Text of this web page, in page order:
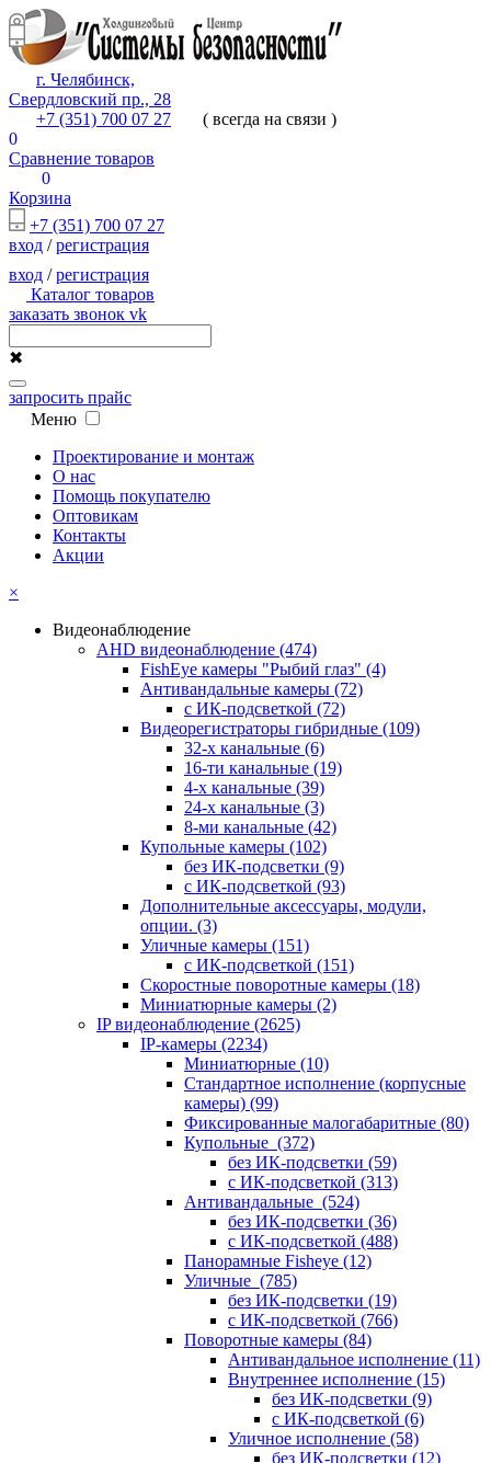
г. Челябинск,
Свердловский пр., 28
+7 (351) 700 07 27
( всегда на связи )
0
Сравнение товаров
0
Корзина
+7 (351) 700 07 27
вход /регистрация
вход /регистрация
Каталог товаров
заказать звонок vk
✖
запросить прайс
Меню
Проектирование и монтаж
О нас
Помощь покупателю
Оптовикам
Контакты
Акции
×
Видеонаблюдение
AHD видеонаблюдение (474)
FishEye камеры "Рыбий глаз" (4)
Антивандальные камеры (72)
с ИК-подсветкой (72)
Видеорегистраторы гибридные (109)
32-х канальные (6)
16-ти канальные (19)
4-х канальные (39)
24-х канальные (3)
8-ми канальные (42)
Купольные камеры (102)
без ИК-подсветки (9)
с ИК-подсветкой (93)
Дополнительные аксессуары, модули,
опции. (3)
Уличные камеры (151)
с ИК-подсветкой (151)
Скоростные поворотные камеры (18)
Миниатюрные камеры (2)
IP видеонаблюдение (2625)
IP-камеры (2234)
Миниатюрные (10)
Стандартное исполнение (корпусные
камеры) (99)
Фиксированные малогабаритные (80)
Купольные (372)
без ИК-подсветки (59)
с ИК-подсветкой (313)
Антивандальные (524)
без ИК-подсветки (36)
с ИК-подсветкой (488)
Панорамные Fisheye (12)
Уличные (785)
без ИК-подсветки (19)
с ИК-подсветкой (766)
Поворотные камеры (84)
Антивандальное исполнение (11)
Внутреннее исполнение (15)
без ИК-подсветки (9)
с ИК-подсветкой (6)
Уличное исполнение (58)
без ИК-подсветки (12)